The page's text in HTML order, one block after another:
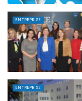
ENTREPRISE
ENTREPRISE